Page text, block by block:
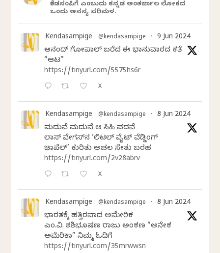
ಕೆಂಡಸಂಪಿಗೆ ಎಂಬುದು ಕನ್ನಡ ಅಂತರ್ಜಾಲ ಲೋಕದ
ಒಂದು ಅನನ್ಯ ಪರಿಮಳ.
Kendasampige @kendasampige · 9 Jun 2024
ಆನಂದ್‌ ಗೋಪಾಲ್‌ ಬರೆದ ಈ ಭಾನುವಾರದ ಕತೆ
“ಆಟ”
https://tinyurl.com/5575hs6r
X
Kendasampige @kendasampige · 8 Jun 2024
ಮದುವೆ ಮದುವೆ ಆ ಸಿಹಿ ಪದವೆ
ಲಾಸ್‌ ವೇಗಸ್‌ನ ‘ಲಿಟಲ್ ವೈಟ್ ವೆಡ್ಡಿಂಗ್
ಚಾಪೆಲ್’ ಕುರಿತು ಅಚಲ ಸೇತು ಬರಹ
https://tinyurl.com/2v28abrv
X
Kendasampige @kendasampige · 8 Jun 2024
ಭಾರತಕ್ಕೆ ಹತ್ತಿರವಾದ ಅಮೇರಿಕ
ಎಂ.ವಿ. ಶಶಿಭೂಷಣ ರಾಜು ಅಂಕಣ “ಅನೇಕ
ಅಮೆರಿಕಾ” ನಿಮ್ಮ ಓದಿಗೆ
https://tinyurl.com/35mrwwsn